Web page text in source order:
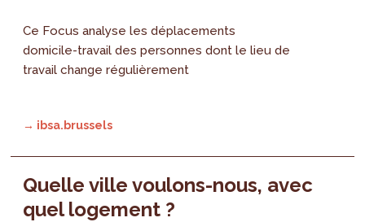
Ce Focus analyse les déplacements
domicile-travail des personnes dont le lieu de
travail change régulièrement
→ ibsa.brussels
Quelle ville voulons-nous, avec
quel logement ?